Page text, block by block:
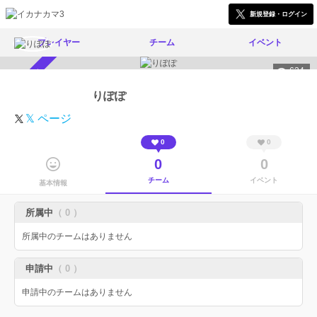
新規登録・ログイン
プレイヤー チーム イベント
624
りぽぽ
𝕏 ページ
基本情報
0
0
チーム
0
0
イベント
所属中 （ 0 ）
所属中のチームはありません
申請中 （ 0 ）
申請中のチームはありません